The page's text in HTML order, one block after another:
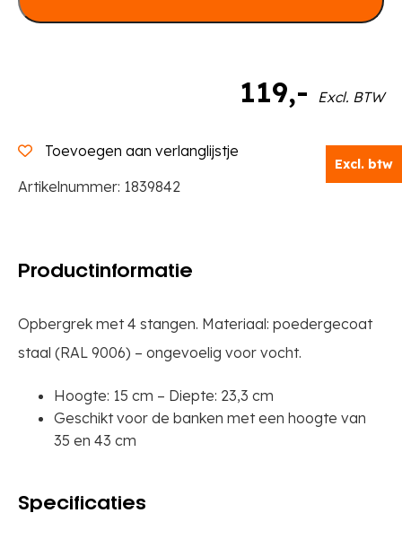
Excl. btw
aantal
Toevoegen aan verlanglijstje
Artikelnummer: 1839842
119,- Excl. BTW
Productinformatie
Opbergrek met 4 stangen. Materiaal: poedergecoat
staal (RAL 9006) – ongevoelig voor vocht.
Hoogte: 15 cm – Diepte: 23,3 cm
Geschikt voor de banken met een hoogte van
35 en 43 cm
Specificaties